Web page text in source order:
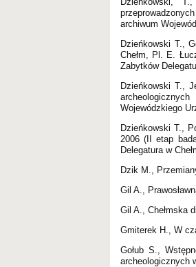
archiwum
Dzieńkowski T.,
Chełm, Pl. E.
Zabytków
Dzieńkowski T.,
Wojewódzkiego
Dzieńkowski T.,
2006 (II etap
Delegatura w
Dzik M.,
Gil A.,
Gil A., Chełmska
Gmiterek H., W
Gołub S.,
archeologicznych